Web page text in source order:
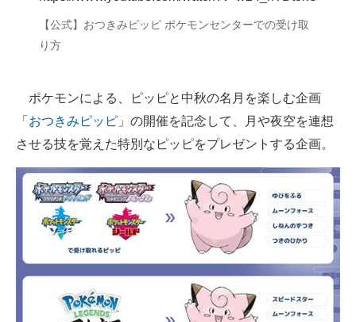
ビジネスと働き方のヒント
企業ITのトレンドを詳説
経営リーダーのコミュニティ
ITエンジニア向け専門サイト
企業向けIT製品の総合サイト
IT製品の技術・比較・事例
製造業のIT導入・活用を支援
【公式】おつきみピッピ ポケモンセンターでの受け取
り方
ポケモンによる、ピッピと中秋の名月を楽しむ企画
「 おつきみピッピ 」の開催を記念して、月や夜空を連想
させる技を覚えた特別なピッピをプレゼントする企画。